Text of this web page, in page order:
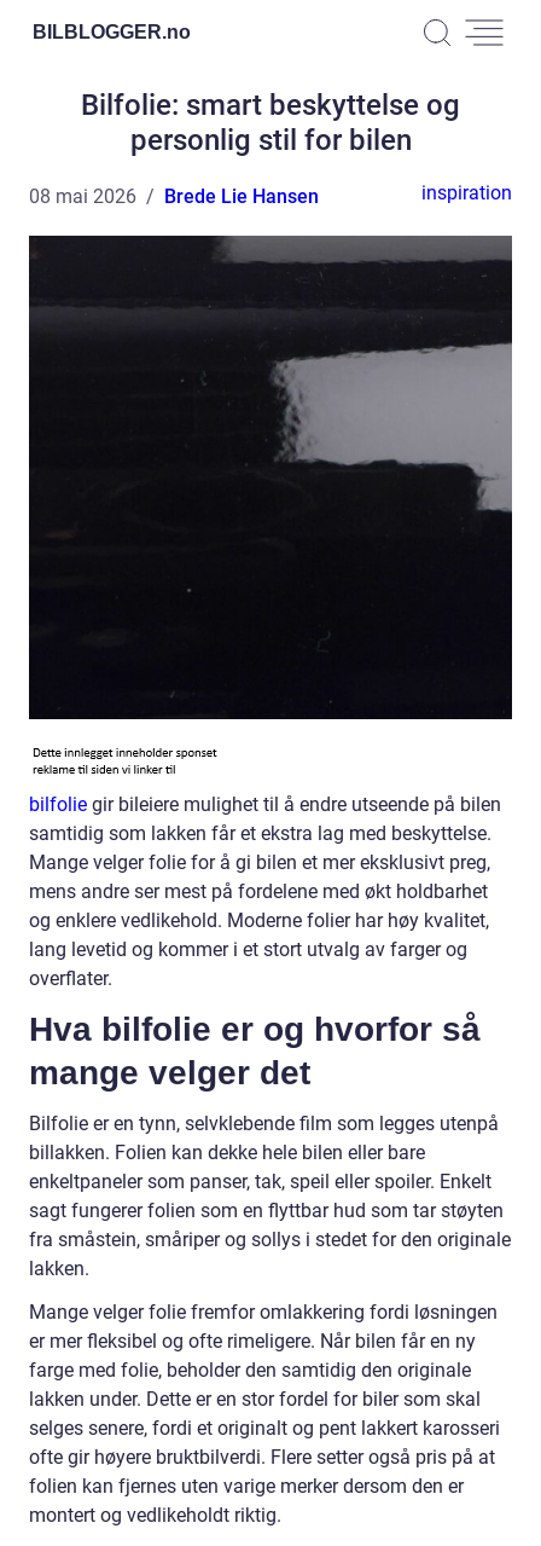
BILBLOGGER.no
Bilfolie: smart beskyttelse og
personlig stil for bilen
08 mai 2026 Brede Lie Hansen inspiration
bilfolie gir bileiere mulighet til å endre utseende på bilen
samtidig som lakken får et ekstra lag med beskyttelse.
Mange velger folie for å gi bilen et mer eksklusivt preg,
mens andre ser mest på fordelene med økt holdbarhet
og enklere vedlikehold. Moderne folier har høy kvalitet,
lang levetid og kommer i et stort utvalg av farger og
overflater.
Hva bilfolie er og hvorfor så
mange velger det
Bilfolie er en tynn, selvklebende film som legges utenpå
billakken. Folien kan dekke hele bilen eller bare
enkeltpaneler som panser, tak, speil eller spoiler. Enkelt
sagt fungerer folien som en flyttbar hud som tar støyten
fra småstein, småriper og sollys i stedet for den originale
lakken.
Mange velger folie fremfor omlakkering fordi løsningen
er mer fleksibel og ofte rimeligere. Når bilen får en ny
farge med folie, beholder den samtidig den originale
lakken under. Dette er en stor fordel for biler som skal
selges senere, fordi et originalt og pent lakkert karosseri
ofte gir høyere bruktbilverdi. Flere setter også pris på at
folien kan fjernes uten varige merker dersom den er
montert og vedlikeholdt riktig.